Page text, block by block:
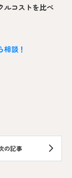
ルコストを比べ
談！